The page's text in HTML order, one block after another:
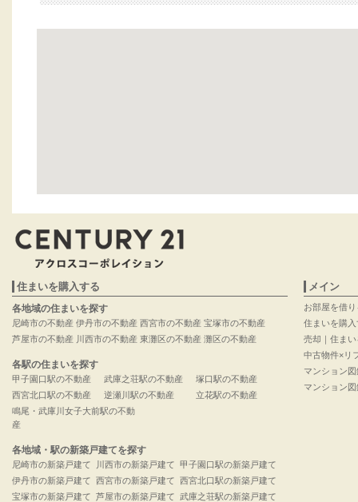
住まいを購入する
各地域の住まいを探す
尼崎市の不動産
芦屋市の不動産
伊丹市の不動産
川西市の不動産
西宮市の不動産
東灘区の不動産
宝塚市の不動産
灘区の不動産
各駅の住まいを探す
甲子園口駅の不動産
西宮北口駅の不動産
武庫之荘駅の不動産
逆瀬川駅の不動産
塚口駅の不動産
立花駅の不動産
鳴尾・武庫川女子大前駅の不動
産
各地域・駅の新築戸建てを探す
尼崎市の新築戸建て
伊丹市の新築戸建て
宝塚市の新築戸建て
川西市の新築戸建て
西宮市の新築戸建て
芦屋市の新築戸建て
甲子園口駅の新築戸建て
西宮北口駅の新築戸建て
武庫之荘駅の新築戸建て
メイン
お部屋を借り
住まいを購入
売却｜住ま
中古物件×リ
マンション
マンション